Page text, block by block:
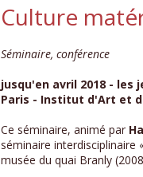
Culture
Séminaire, conférence
jusqu'en avril 2018 - les
Paris - Institut d'Art et
Ce séminaire, animé par
séminaire interdisciplinaire
musée du quai Branly